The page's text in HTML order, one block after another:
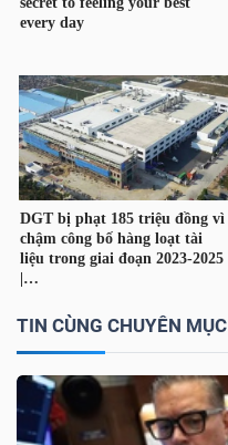
TIN CÙNG CHUYÊN MỤC
YẾU
TIÊU
DÙNG
THIẾT
YẾU
CHĂM
SÓC
SỨC